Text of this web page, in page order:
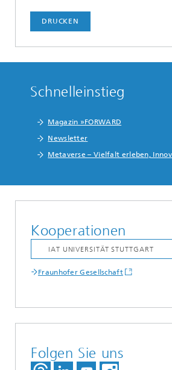
DRUCKEN
Schnelleinstieg
Magazin »FORWARD
Newsletter
Metaverse – Vielfalt erleben,
Kooperationen
Fraunhofer Gesellschaft
Folgen Sie uns